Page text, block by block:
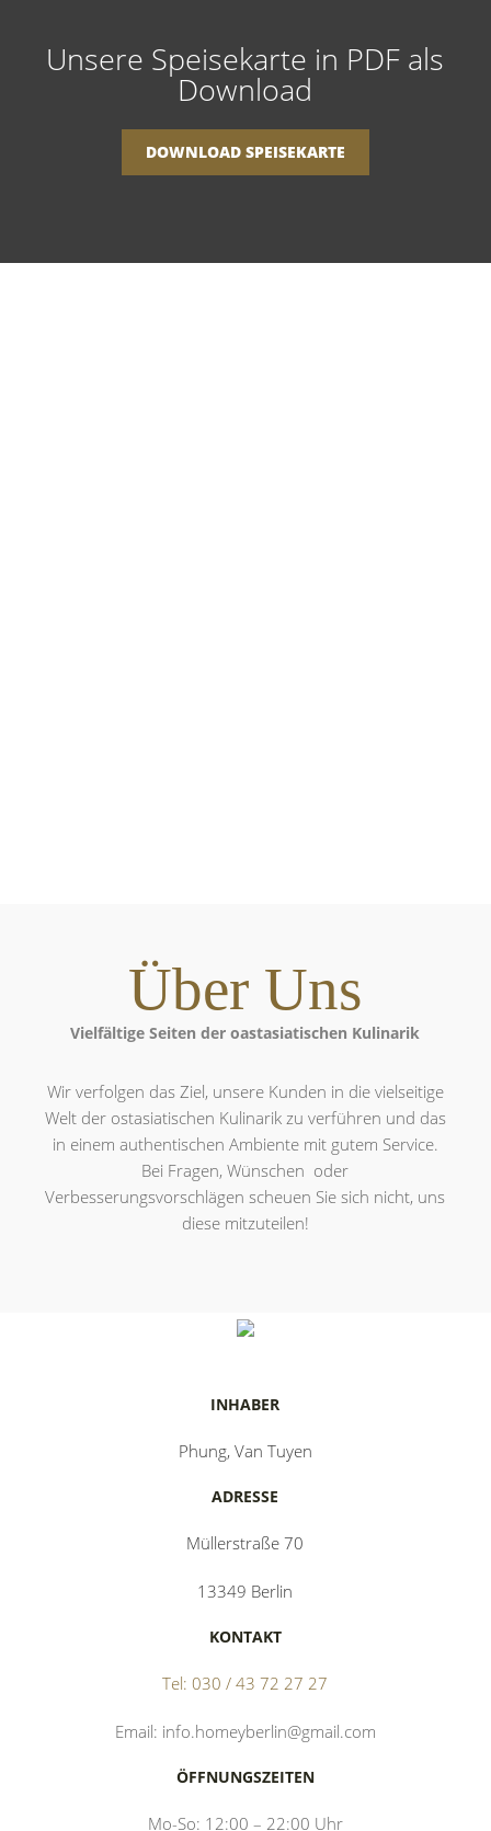
Unsere Speisekarte in PDF als
Download
DOWNLOAD SPEISEKARTE
Über Uns
Vielfältige Seiten der oastasiatischen Kulinarik
Wir verfolgen das Ziel, unsere Kunden in die vielseitige
Welt der ostasiatischen Kulinarik zu verführen und das
in einem authentischen Ambiente mit gutem Service.
Bei Fragen, Wünschen oder
Verbesserungsvorschlägen scheuen Sie sich nicht, uns
diese mitzuteilen!
INHABER
Phung, Van Tuyen
ADRESSE
Müllerstraße 70
13349 Berlin
KONTAKT
Tel: 030 / 43 72 27 27
Email: info.homeyberlin@gmail.com
ÖFFNUNGSZEITEN
Mo-So: 12:00 – 22:00 Uhr